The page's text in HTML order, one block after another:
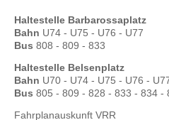
Haltestelle Barbarossaplatz
Bahn U74 - U75 - U76 - U77
Bus 808 - 809 - 833
Haltestelle Belsenplatz
Bahn U70 - U74 - U75 - U76 -
Bus 805 - 809 - 828 - 833 - 834 -
Fahrplanauskunft VRR